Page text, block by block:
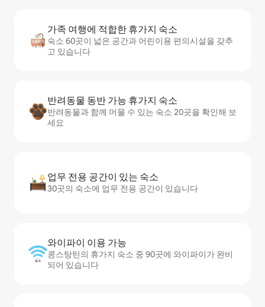
가족 여행에 적합한 휴가지 숙소
숙소 60곳이 넓은 공간과 어린이용 편의시설을 갖추
고 있습니다
반려동물 동반 가능 휴가지 숙소
반려동물과 함께 머물 수 있는 숙소 20곳을 확인해 보
세요
업무 전용 공간이 있는 숙소
30곳의 숙소에 업무 전용 공간이 있습니다
와이파이 이용 가능
콩스탕틴의 휴가지 숙소 중 90곳에 와이파이가 완비
되어 있습니다